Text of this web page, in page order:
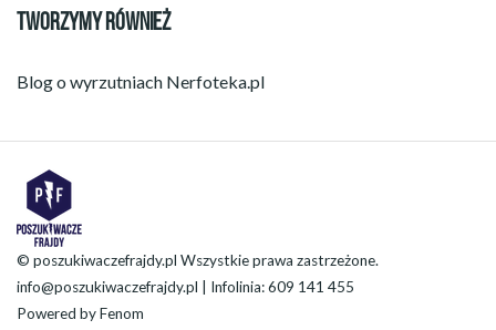
TWORZYMY RÓWNIEŻ
Blog o wyrzutniach Nerfoteka.pl
© poszukiwaczefrajdy.pl Wszystkie prawa zastrzeżone.
info@poszukiwaczefrajdy.pl | Infolinia: 609 141 455
Powered byFenom